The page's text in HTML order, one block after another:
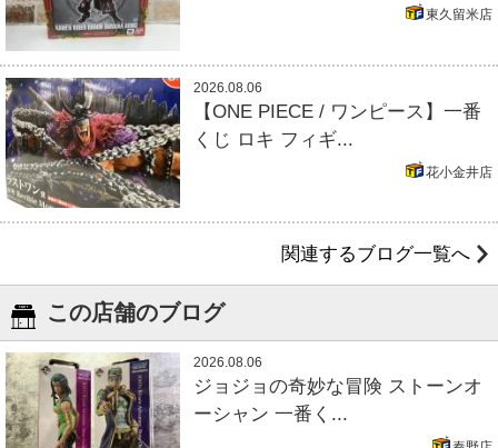
東久留米店
2026.08.06
【ONE PIECE / ワンピース】一番
くじ ロキ フィギ...
花小金井店
関連するブログ一覧へ
この店舗のブログ
2026.08.06
ジョジョの奇妙な冒険 ストーンオ
ーシャン 一番く...